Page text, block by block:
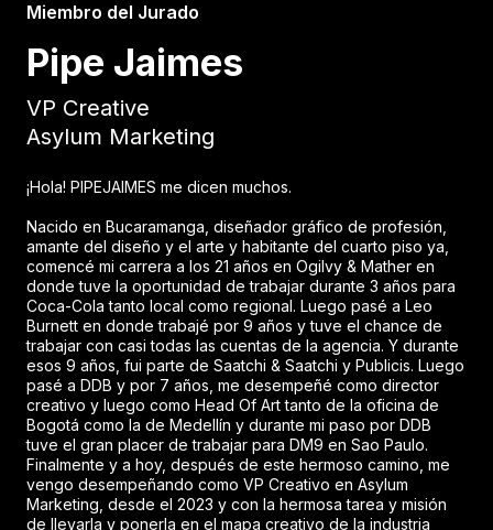
Miembro del Jurado
Pipe Jaimes
VP Creative
Asylum Marketing
¡Hola! PIPEJAIMES me dicen muchos.
Nacido en Bucaramanga, diseñador gráfico de profesión,
amante del diseño y el arte y habitante del cuarto piso ya,
comencé mi carrera a los 21 años en Ogilvy & Mather en
donde tuve la oportunidad de trabajar durante 3 años para
Coca-Cola tanto local como regional. Luego pasé a Leo
Burnett en donde trabajé por 9 años y tuve el chance de
trabajar con casi todas las cuentas de la agencia. Y durante
esos 9 años, fui parte de Saatchi & Saatchi y Publicis. Luego
pasé a DDB y por 7 años, me desempeñé como director
creativo y luego como Head Of Art tanto de la oficina de
Bogotá como la de Medellín y durante mi paso por DDB
tuve el gran placer de trabajar para DM9 en Sao Paulo.
Finalmente y a hoy, después de este hermoso camino, me
vengo desempeñando como VP Creativo en Asylum
Marketing, desde el 2023 y con la hermosa tarea y misión
de llevarla y ponerla en el mapa creativo de la industria